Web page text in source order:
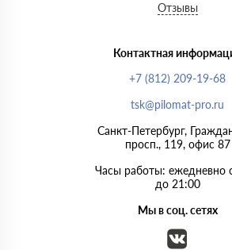
Отзывы
Контактная
+7 (812) 209-19-68
tsk@pilomat-pro.ru
Санкт-Петербург,
просп., 119, офис 87
Часы работы: ежедневно
до 21:00
Мы в соц. сетях